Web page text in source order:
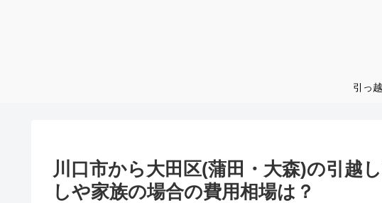
引っ
川口市から大田区(蒲田・大森)の引越
しや家族の場合の費用相場は？